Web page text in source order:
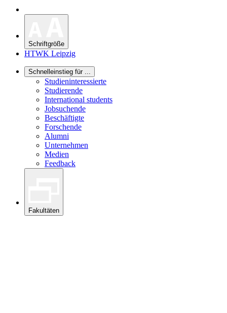
Schriftgröße
HTWK Leipzig
Schnelleinstieg für ...
Studieninteressierte
Studierende
International students
Jobsuchende
Beschäftigte
Forschende
Alumni
Unternehmen
Medien
Feedback
Fakultäten